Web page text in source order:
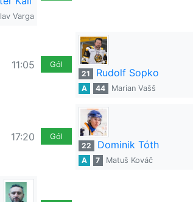
Varga
11:05
Gól
21
Rudolf Sopko
A 44 Marian Vašš
17:20
Gól
22
Dominik Tóth
A 7 Matuš Kováč